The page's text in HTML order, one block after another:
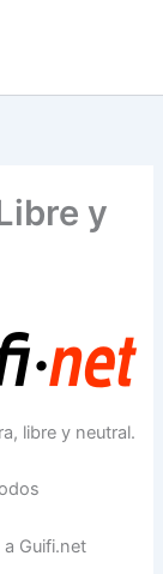
y
libre y neutral.
Guifi.net